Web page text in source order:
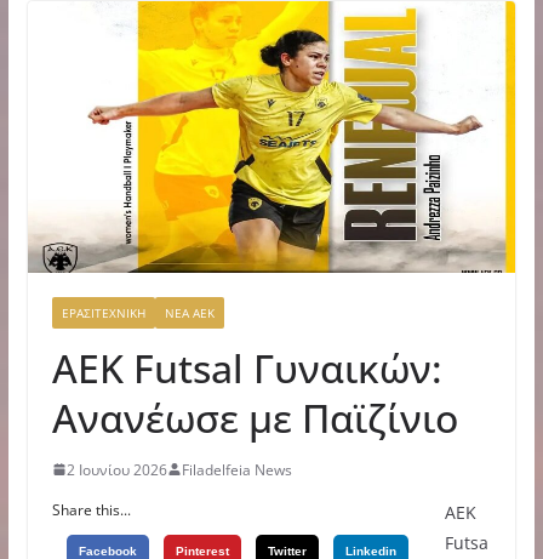
ΕΡΑΣΙΤΕΧΝΙΚΗ ΝΕΑ ΑΕΚ
ΑΕΚ Futsal Γυναικών:
Ανανέωσε με Παϊζίνιο
2 Ιουνίου 2026
Filadelfeia News
Share this...
Facebook Pinterest Twitter Linkedin
ΑΕΚ
Futsa